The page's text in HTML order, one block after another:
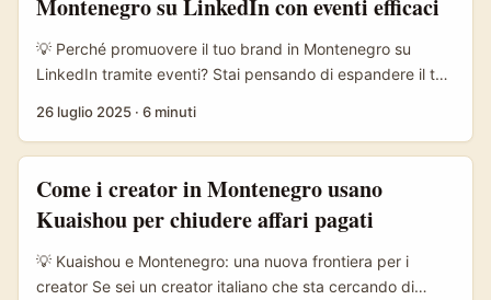
ottenere aperture più rapide se sai come muoverti. ...
Montenegro su LinkedIn con eventi efficaci
💡 Perché promuovere il tuo brand in Montenegro su
LinkedIn tramite eventi? Stai pensando di espandere il tuo
diventare un alleato potente? Beh, sei nel posto giusto.
vero e proprio terreno fertile per eventi business-to-
business (B2B) e per costruire una presenza solida in
mercati emergenti come il Montenegro. ...
26 luglio 2025 · 6 minuti
Come i creator in Montenegro usano
Kuaishou per chiudere affari pagati
💡 Kuaishou e Montenegro: una nuova frontiera per i
creator Se sei un creator italiano che sta cercando di